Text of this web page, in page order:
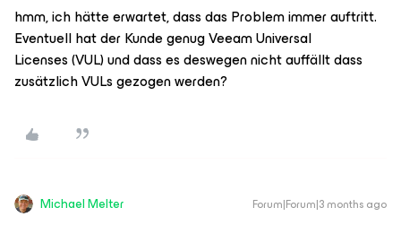
hmm, ich hätte erwartet, dass das Problem immer auftritt.
Eventuell hat der Kunde genug Veeam Universal
Licenses (VUL) und dass es deswegen nicht auffällt dass
zusätzlich VULs gezogen werden?
Michael Melter Forum|Forum|3 months ago